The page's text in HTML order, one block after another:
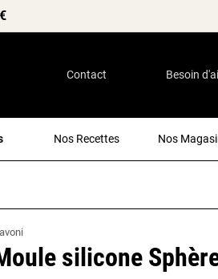
Contact Besoin
Nos Recettes Nos
silicone